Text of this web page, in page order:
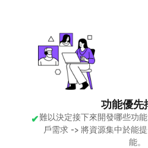
功能優先
難以決定接下來開發哪些功
戶需求 -> 將資源集中於能
能。